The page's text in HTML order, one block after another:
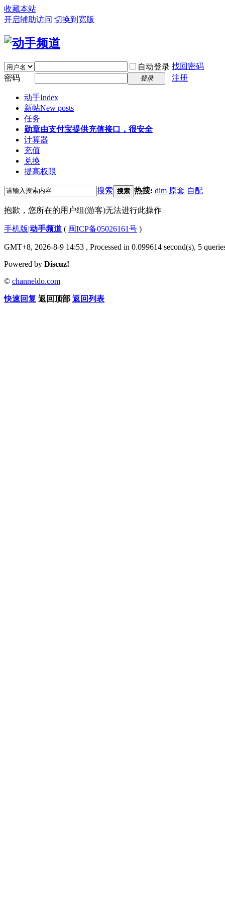
收藏本站
开启辅助访问 切换到宽版
自动登录 找回密码
密码
登录 注册
动手Index
新帖New posts
任务
勋章由支付宝提供充值接口，很安全
计算器
充值
兑换
提高权限
搜索 搜索 热搜: dim 原套 自配
抱歉，您所在的用户组(游客)无法进行此操作
手机版|动手频道 ( 闽ICP备05026161号 )
GMT+8, 2026-8-9 14:53 , Processed in 0.099614 second(s), 5
Powered by Discuz!
© channeldo.com
快速回复 返回顶部 返回列表